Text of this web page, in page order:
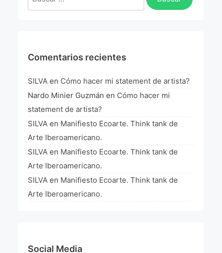
Comentarios recientes
SILVA en Cómo hacer mi statement de artista?
Nardo Minier Guzmán en Cómo hacer mi
statement de artista?
SILVA en Manifiesto Ecoarte. Think tank de
Arte Iberoamericano.
SILVA en Manifiesto Ecoarte. Think tank de
Arte Iberoamericano.
SILVA en Manifiesto Ecoarte. Think tank de
Arte Iberoamericano.
Social Media